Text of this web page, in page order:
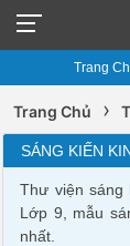
Trang
Trang Chủ ›
SÁNG KIẾN
Thư viện sáng
Lớp 9, mẫu
nhất.